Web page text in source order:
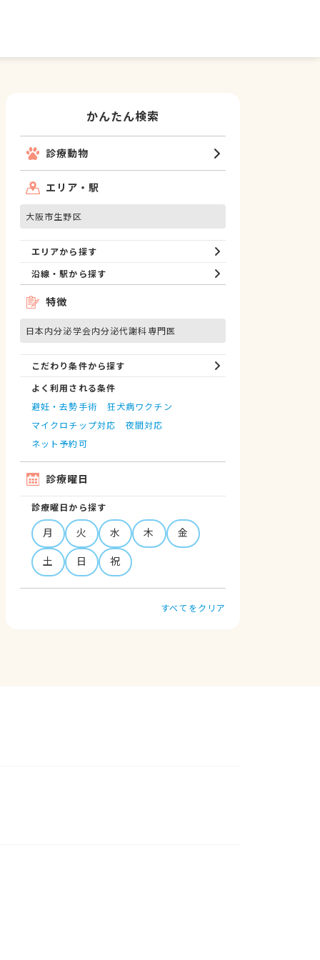
かんたん検索
診療動物
エリア・駅
大阪市生野区
エリアから探す
沿線・駅から探す
特徴
日本内分泌学会内分泌代謝科専門医
こだわり条件から探す
よく利用される条件
避妊・去勢手術
狂犬病ワクチン
マイクロチップ対応
夜間対応
ネット予約可
診療曜日
診療曜日から探す
月 火 水 木
金
土
日 祝
すべてをクリア